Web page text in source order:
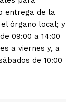
entrega de la
órgano local; y
09:00 a 14:00
a viernes y, a
de 10:00